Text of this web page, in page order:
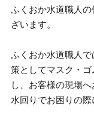
ふくおか水道職人
ざいます。
ふくおか水道職人
策としてマスク・
し、お客様の現場へ
水回りでお困りの際